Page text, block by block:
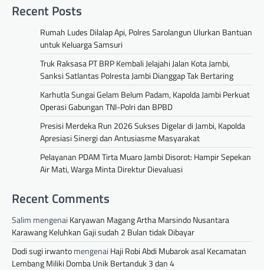
Recent Posts
Rumah Ludes Dilalap Api, Polres Sarolangun Ulurkan Bantuan
untuk Keluarga Samsuri
Truk Raksasa PT BRP Kembali Jelajahi Jalan Kota Jambi,
Sanksi Satlantas Polresta Jambi Dianggap Tak Bertaring
Karhutla Sungai Gelam Belum Padam, Kapolda Jambi Perkuat
Operasi Gabungan TNI-Polri dan BPBD
Presisi Merdeka Run 2026 Sukses Digelar di Jambi, Kapolda
Apresiasi Sinergi dan Antusiasme Masyarakat
Pelayanan PDAM Tirta Muaro Jambi Disorot: Hampir Sepekan
Air Mati, Warga Minta Direktur Dievaluasi
Recent Comments
Salim mengenai Karyawan Magang Artha Marsindo Nusantara
Karawang Keluhkan Gaji sudah 2 Bulan tidak Dibayar
Dodi sugi irwantomengenai Haji Robi Abdi Mubarok asal Kecamatan
Lembang Miliki Domba Unik Bertanduk 3 dan 4